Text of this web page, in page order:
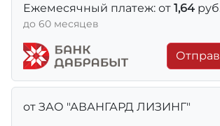
Ежемесячный платеж: от 1,64
до 60 месяцев
от ЗАО "АВАНГАРД ЛИЗИНГ"